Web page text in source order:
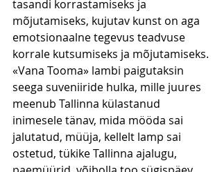
tasandi korrastamiseks ja
mõjutamiseks, kujutav kunst on aga
emotsionaalne tegevus teadvuse
korrale kutsumiseks ja mõjutamiseks.
«Vana Tooma» lambi paigutaksin
seega suveniiride hulka, mille juures
meenub Tallinna külastanud
inimesele tänav, mida mööda sai
jalutatud, müüja, kellelt lamp sai
ostetud, tükike Tallinna ajalugu,